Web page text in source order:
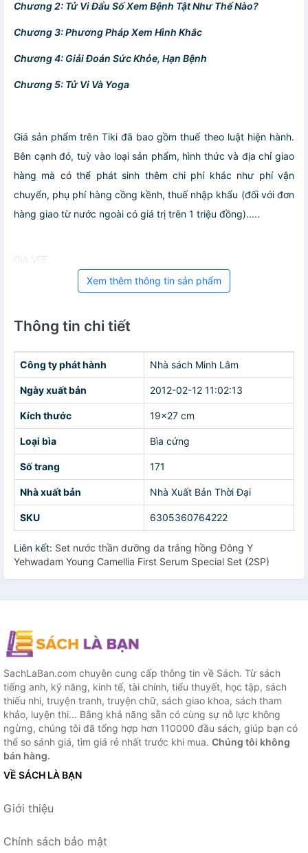
Chương 2: Tử Vi Đẩu Số Xem Bệnh Tật Như Thế Nào?
Chương 3: Phương Pháp Xem Hình Khắc
Chương 4: Giải Đoán Sức Khỏe, Hạn Bệnh
Chương 5: Tử Vi Và Yoga
Giá sản phẩm trên Tiki đã bao gồm thuế theo luật hiện hành.
Bên cạnh đó, tuỳ vào loại sản phẩm, hình thức và địa chỉ giao
hàng mà có thể phát sinh thêm chi phí khác như phí vận
chuyển, phụ phí hàng cồng kềnh, thuế nhập khẩu (đối với đơn
hàng giao từ nước ngoài có giá trị trên 1 triệu đồng).....
Giá VEE
Xem thêm thông tin sản phẩm
Thông tin chi tiết
Công ty phát hành Nhà sách Minh Lâm
Ngày xuất bản 2012-02-12 11:02:13
Kích thước 19x27 cm
Loại bìa Bìa cứng
Số trang 171
Nhà xuất bản Nhà Xuất Bản Thời Đại
SKU 6305360764222
Liên kết: Set nước thần dưỡng da trắng hồng Đông Y
Yehwadam Young Camellia First Serum Special Set (2SP)
SachLaBan.com chuyên cung cấp thông tin về Sách. Từ sách
tiếng anh, kỹ năng, kinh tế, tài chính, tiểu thuyết, học tập, sách
thiếu nhi, truyện tranh, truyện chữ, sách giao khoa, sách tham
khảo, luyện thi... Bằng khả năng sẵn có cùng sự nỗ lực không
ngừng, chúng tôi đã tổng hợp hơn 110000 đầu sách, giúp bạn có
thể so sánh giá, tìm giá rẻ nhất trước khi mua. Chúng tôi không
bán hàng.
VỀ SÁCH LÀ BẠN
Giới thiệu
Chính sách bảo mật